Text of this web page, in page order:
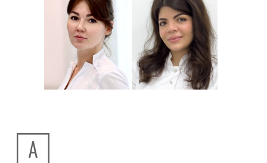
Подробнее о
Ситдикова
Стоматолог-хирург
Подробнеео
Тумасян
Стоматолог-терапевт